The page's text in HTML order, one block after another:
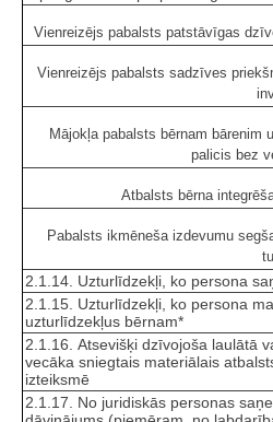
Vienreizējs pabalsts patstāvīgas
Vienreizējs pabalsts sadzīves
Mājokļa pabalsts bērnam bārenim
palicis bez
Atbalsts bērna
Pabalsts ikmēneša izdevumu
2.1.14. Uzturlīdzekļi, ko persona
2.1.15. Uzturlīdzekļi, ko persona
uzturlīdzekļus bērnam*
2.1.16. Atsevišķi dzīvojoša laulātā
vecāka sniegtais materiālais
izteiksmē
2.1.17. No juridiskās personas